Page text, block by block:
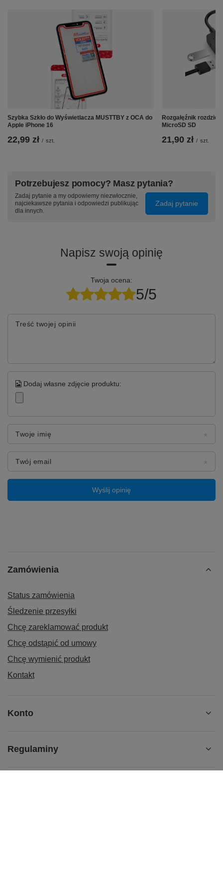
Kompaktowy rozmiar:
Urządzenie dzięki swojejminimalistycznej formie,
bezproblemowo zapakujemy do torby czy plecaka,
dzięki czemu świetnie sprawdzi się w podróży. Jego
niewielka wagadodatkowo sprawi, że będzie
praktycznie nieodczuwalny podczas noszenia. Możesz
zabrać je ze sobą na każdą wyprawę, ciesząc się
ulubionymi funkcjami bez zbędnego obciążenia. Dzięki
temu zyskasz więcej miejsca na inne potrzebne
przedmioty i zwiększysz komfort swoich podróży.
Pojemność pamięci podręcznej: 2MB
Typ interfejsu: USB 3.0
Metoda ładowania płyty: typ tacy
Prędkość zapisu: DVD 8X CD/VCD 24X
Rozmiar: 14.5*15.5*1.5CM
Obsługiwane standardy dysków: DVD-RW
Maksymalna prędkość spalania DVD: 8X
Format nagrywania: DVD-RW
⚠️ Kompatybilność:
Odtwarzacz współpracuje z komputerami
osobistymi i laptopami z systemami: Windows 11,
10, 7, Vista, XP, Linux, Mac OS.
Szybka Szkło do Wyświetlacza MUSTTBY z OCA do
Apple iPhone 16
22,99 zł / szt.
Rozgałęźnik
MicroSD SD
21,90 zł / szt.
Potrzebujesz pomocy? Masz pytania?
Zadaj pytanie a my odpowiemy niezwłocznie,
najciekawsze pytania i odpowiedzi publikując
dla innych.
Zadaj pytanie
Napisz swoją opinię
Twoja ocena:
5/5
Treść twojej opinii
Dodaj własne zdjęcie produktu:
Twoje imię
Twój email
Wyślij opinię
Zamówienia
Status zamówienia
Śledzenie przesyłki
Chcę zareklamować produkt
Chcę odstąpić od umowy
Chcę wymienić produkt
Kontakt
Konto
Regulaminy